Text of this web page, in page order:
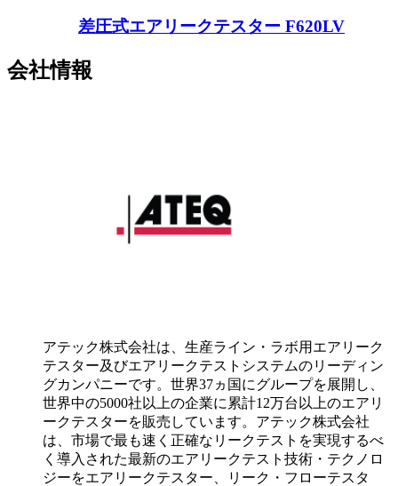
差圧式エアリークテスター F620LV
会社情報
アテック株式会社は、生産ライン・ラボ用エアリーク
テスター及びエアリークテストシステムのリーディン
グカンパニーです。世界37ヵ国にグループを展開し、
世界中の5000社以上の企業に累計12万台以上のエアリ
ークテスターを販売しています。アテック株式会社
は、市場で最も速く正確なリークテストを実現するべ
く導入された最新のエアリークテスト技術・テクノロ
ジーをエアリークテスター、リーク・フローテスタ